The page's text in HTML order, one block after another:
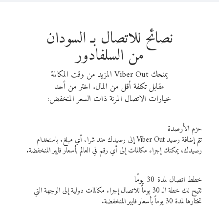
نصائح للاتصال بـ السودان
من السلفادور
يمنحك Viber Out المزيد من وقت المكالمة
مقابل تكلفة أقل من المال. اختر من أحد
خيارات الاتصال المرنة ذات السعر المنخفض:
حزم الأرصدة
تتم إضافة رصيد Viber Out إلى رصيدك عند شراء أي مبلغ. باستخدام
رصيدك، يمكنك إجراء مكالمات إلى أي رقم في العالم بأسعار فايبر المنخفضة.
خطط اتصال لمدة 30 يومًا
تتيح لك خطة الـ 30 يوماً للاتصال إجراء مكالمات دولية إلى الوجهة التي
تختارها لمدة 30 يوماً بأسعار فايبر المنخفضة.